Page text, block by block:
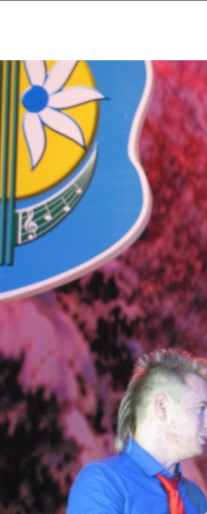
Коллективы Новости
ОТЧЕТЫ ГКЦ
к